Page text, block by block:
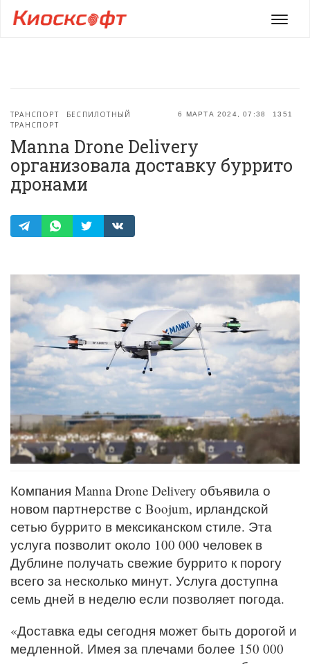
Меню
6 МАРТА 2024, 07:38 1351
ТРАНСПОРТ
БЕСПИЛОТНЫЙ
ТРАНСПОРТ
Manna Drone Delivery
организовала доставку буррито
дронами
Компания Manna Drone Delivery объявила о
новом партнерстве с Boojum, ирландской
сетью буррито в мексиканском стиле. Эта
услуга позволит около 100 000 человек в
Дублине получать свежие буррито к порогу
всего за несколько минут. Услуга доступна
семь дней в неделю если позволяет погода.
«Доставка еды сегодня может быть дорогой и
медленной. Имея за плечами более 150 000